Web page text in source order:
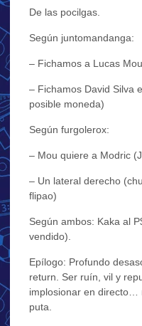
De las pocilgas.
Según juntomandanga:
– Fichamos a Lucas
– Fichamos David Silva
posible moneda)
Según furgolerox:
– Mou quiere a Modric
– Un lateral derecho
flipao)
Según ambos: Kaka al
vendido).
Epílogo: Profundo
return. Ser ruín, vil y
implosionar en directo…
puta.